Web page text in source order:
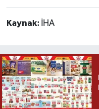
Kaynak: İHA